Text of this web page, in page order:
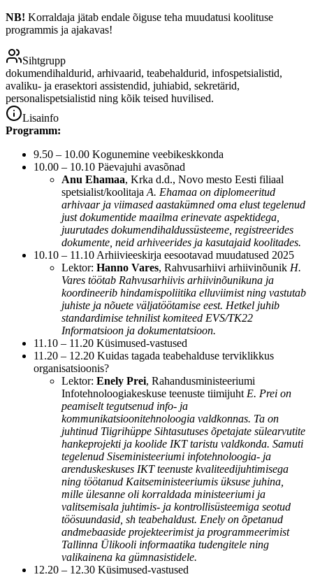
NB! Korraldaja jätab endale õiguse teha muudatusi koolituse
programmis ja ajakavas!
Sihtgrupp
dokumendihaldurid, arhivaarid, teabehaldurid, infospetsialistid,
avaliku- ja erasektori assistendid, juhiabid, sekretärid,
personalispetsialistid ning kõik teised huvilised.
Lisainfo
Programm:
9.50 – 10.00 Kogunemine veebikeskkonda
10.00 – 10.10 Päevajuhi avasõnad
Anu Ehamaa, Krka d.d., Novo mesto Eesti filiaal
spetsialist/koolitaja A. Ehamaa on diplomeeritud
arhivaar ja viimased aastakümned oma elust tegelenud
just dokumentide maailma erinevate aspektidega,
juurutades dokumendihaldussüsteeme, registreerides
dokumente, neid arhiveerides ja kasutajaid koolitades.
10.10 – 11.10 Arhiivieeskirja eesootavad muudatused 2025
Lektor: Hanno Vares, Rahvusarhiivi arhiivinõunik H.
Vares töötab Rahvusarhiivis arhiivinõunikuna ja
koordineerib hindamispoliitika elluviimist ning vastutab
juhiste ja nõuete väljatöötamise eest. Hetkel juhib
standardimise tehnilist komiteed EVS/TK22
Informatsioon ja dokumentatsioon.
11.10 – 11.20 Küsimused-vastused
11.20 – 12.20 Kuidas tagada teabehalduse terviklikkus
organisatsioonis?
Lektor: Enely Prei, Rahandusministeeriumi
Infotehnoloogiakeskuse teenuste tiimijuht E. Prei on
peamiselt tegutsenud info- ja
kommunikatsioonitehnoloogia valdkonnas. Ta on
juhtinud Tiigrihüppe Sihtasutuses õpetajate sülearvutite
hankeprojekti ja koolide IKT taristu valdkonda. Samuti
tegelenud Siseministeeriumi infotehnoloogia- ja
arenduskeskuses IKT teenuste kvaliteedijuhtimisega
ning töötanud Kaitseministeeriumis üksuse juhina,
mille ülesanne oli korraldada ministeeriumi ja
valitsemisala juhtimis- ja kontrollisüsteemiga seotud
töösuundasid, sh teabehaldust. Enely on õpetanud
andmebaaside projekteerimist ja programmeerimist
Tallinna Ülikooli informaatika tudengitele ning
valikainena ka gümnasistidele.
12.20 – 12.30 Küsimused-vastused